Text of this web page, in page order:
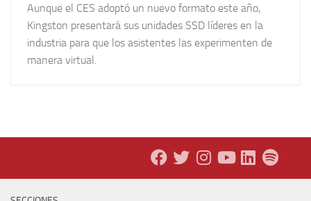
Aunque el CES adoptó un nuevo formato este año,
Kingston presentará sus unidades SSD líderes en la
industria para que los asistentes las experimenten de
manera virtual.